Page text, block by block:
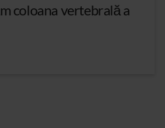
coloana vertebrală a